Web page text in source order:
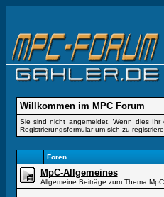
Willkommen im MPC Forum
Sie sind nicht angemeldet. Wenn dies
Registrierungsformularum sich zu
Foren
MpC-Allgemeines
Allgemeine Beiträge zum Thema MpC